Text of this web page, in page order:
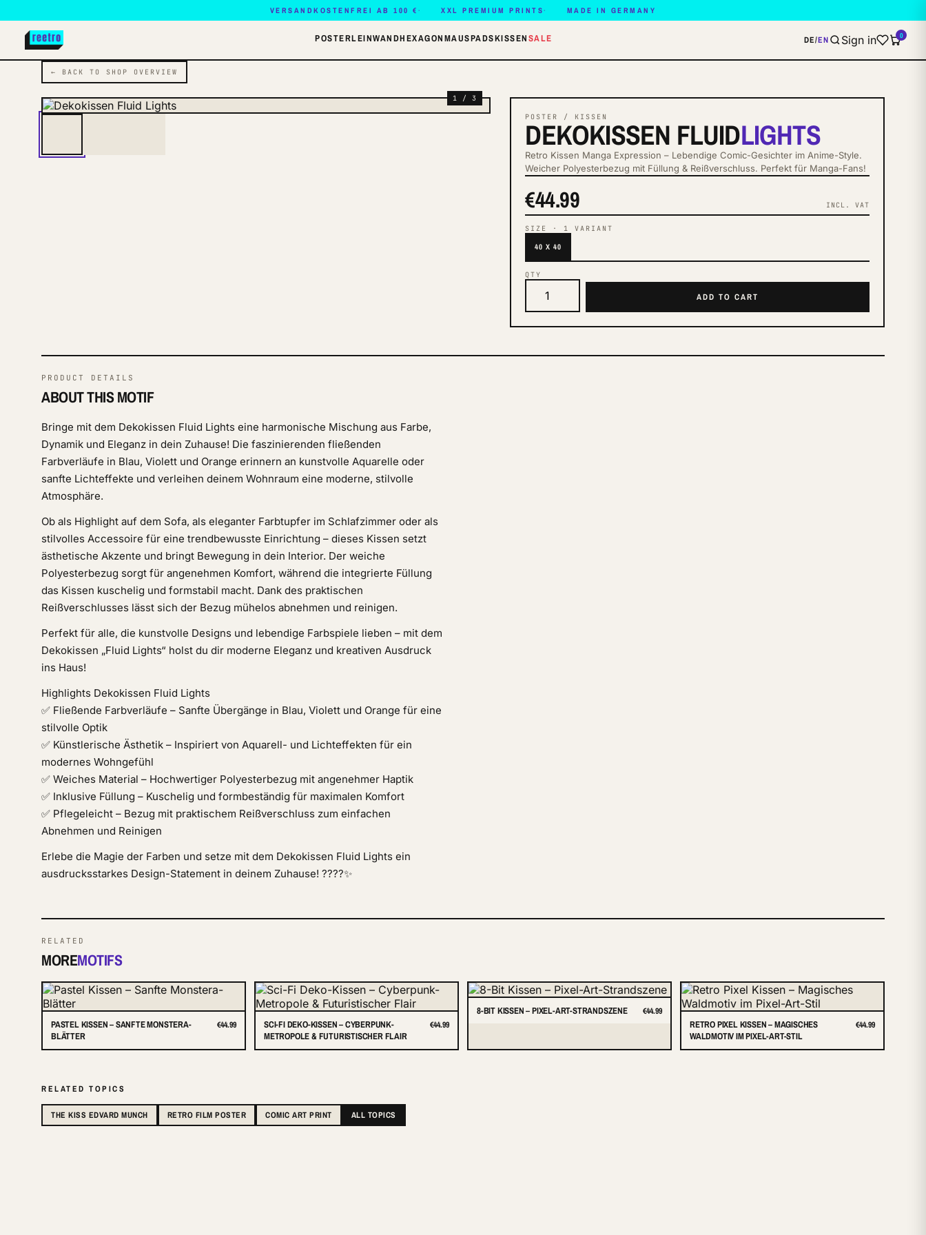
VERSANDKOSTENFREI AB 100 € XXL PREMIUM PRINTS MADE IN GERMANY
POSTERLEINWANDHEXAGONMAUSPADSKISSENSALE DE/EN Sign in 0
← BACK TO SHOP OVERVIEW
1 / 3
POSTER / KISSEN
DEKOKISSEN FLUIDLIGHTS
Retro Kissen Manga Expression – Lebendige Comic-Gesichter im Anime-Style.
Weicher Polyesterbezug mit Füllung & Reißverschluss. Perfekt für Manga-Fans!
€44.99 INCL. VAT
SIZE · 1 VARIANT
40 X 40
QTY
ADD TO CART
PRODUCT DETAILS
ABOUT THIS MOTIF
Bringe mit dem Dekokissen Fluid Lights eine harmonische Mischung aus Farbe,
Dynamik und Eleganz in dein Zuhause! Die faszinierenden fließenden
Farbverläufe in Blau, Violett und Orange erinnern an kunstvolle Aquarelle oder
sanfte Lichteffekte und verleihen deinem Wohnraum eine moderne, stilvolle
Atmosphäre.
Ob als Highlight auf dem Sofa, als eleganter Farbtupfer im Schlafzimmer oder als
stilvolles Accessoire für eine trendbewusste Einrichtung – dieses Kissen setzt
ästhetische Akzente und bringt Bewegung in dein Interior. Der weiche
Polyesterbezug sorgt für angenehmen Komfort, während die integrierte Füllung
das Kissen kuschelig und formstabil macht. Dank des praktischen
Reißverschlusses lässt sich der Bezug mühelos abnehmen und reinigen.
Perfekt für alle, die kunstvolle Designs und lebendige Farbspiele lieben – mit dem
Dekokissen „Fluid Lights“ holst du dir moderne Eleganz und kreativen Ausdruck
ins Haus!
Highlights Dekokissen Fluid Lights
✅ Fließende Farbverläufe – Sanfte Übergänge in Blau, Violett und Orange für eine
stilvolle Optik
✅ Künstlerische Ästhetik – Inspiriert von Aquarell- und Lichteffekten für ein
modernes Wohngefühl
✅ Weiches Material – Hochwertiger Polyesterbezug mit angenehmer Haptik
✅ Inklusive Füllung – Kuschelig und formbeständig für maximalen Komfort
✅ Pflegeleicht – Bezug mit praktischem Reißverschluss zum einfachen
Abnehmen und Reinigen
Erlebe die Magie der Farben und setze mit dem Dekokissen Fluid Lights ein
ausdrucksstarkes Design-Statement in deinem Zuhause! ????✨
RELATED
MOREMOTIFS
PASTEL KISSEN – SANFTE MONSTERA-
BLÄTTER
€44.99
SCI-FI DEKO-KISSEN – CYBERPUNK-
METROPOLE & FUTURISTISCHER FLAIR
€44.99
8-BIT KISSEN – PIXEL-ART-STRANDSZENE €44.99
RETRO PIXEL KISSEN – MAGISCHES
WALDMOTIV IM PIXEL-ART-STIL
€44.99
RELATED TOPICS
THE KISS EDVARD MUNCH RETRO FILM POSTER COMIC ART PRINT ALL TOPICS